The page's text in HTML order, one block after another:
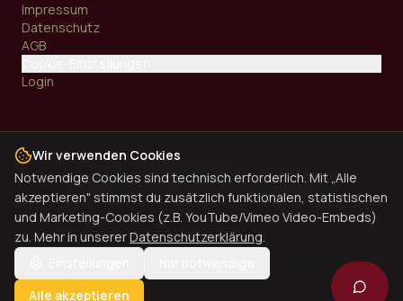
Wir verwenden Cookies
Notwendige Cookies sind technisch erforderlich. Mit „Alle
akzeptieren" stimmst du zusätzlich funktionalen, statistischen
und Marketing-Cookies (z.B. YouTube/Vimeo Video-Embeds)
zu. Mehr in unsererDatenschutzerklärung.
Alle akzeptieren
Impressum
Datenschutz
AGB
Login
Zahlungsarten:
Kreditkarte PayPal SEPA Überweisung
Dinner Universe. Alle Rechte vorbehalten.